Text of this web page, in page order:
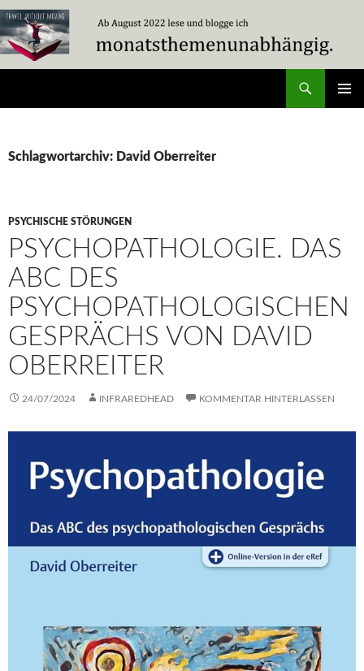
Zum
Inhalt
springen
Schlagwortarchiv: David Oberreiter
PSYCHISCHE STÖRUNGEN
PSYCHOPATHOLOGIE. DAS
ABC DES
PSYCHOPATHOLOGISCHEN
GESPRÄCHS VON DAVID
OBERREITER
24/07/2024 INFRAREDHEAD KOMMENTAR HINTERLASSEN